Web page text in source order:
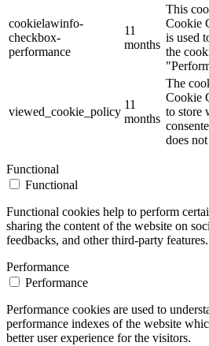
cookielawinfo-
checkbox-
performance
11
months
This
Cookie
is used
the
viewed_cookie_policy
11
months
The
Cookie
to store
does
Functional
Functional
Functional cookies help to perform
sharing the content of the website on
feedbacks, and other third-party features.
Performance
Performance
Performance cookies are used to
performance indexes of the website
better user experience for the visitors.